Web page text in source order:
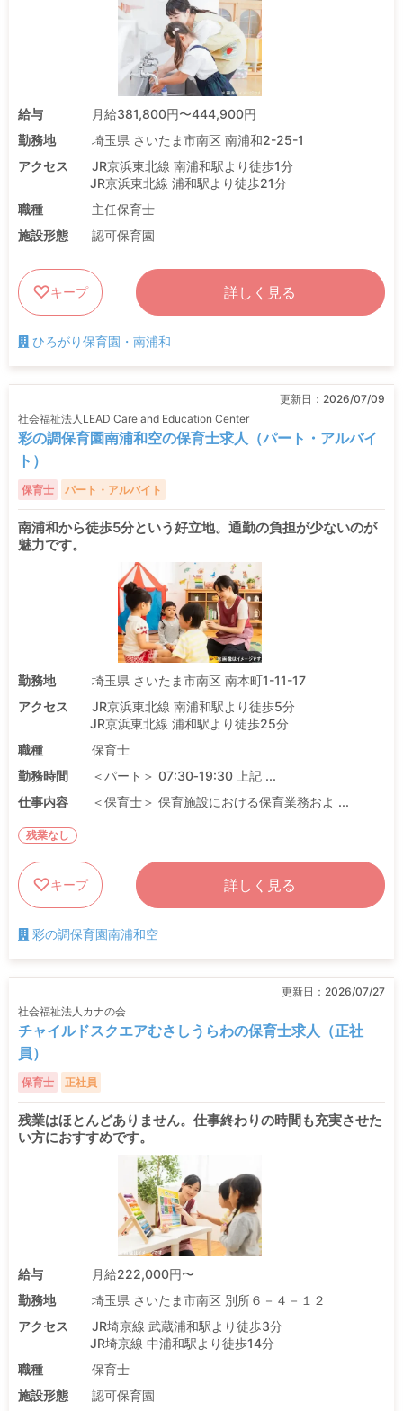
給与
月給381,800円〜444,900円
勤務地
埼玉県 さいたま市南区 南浦和2-25-1
アクセス
JR京浜東北線 南浦和駅より徒歩1分
JR京浜東北線 浦和駅より徒歩21分
職種
主任保育士
施設形態
認可保育園
キープ 詳しく見る
ひろがり保育園・南浦和
更新日： 2026/07/09
社会福祉法人LEAD Care and Education Center
彩の調保育園南浦和空の保育士求人（パート・アルバイ
ト）
保育士 パート・アルバイト
南浦和から徒歩5分という好立地。通勤の負担が少ないのが
魅力です。
勤務地
埼玉県 さいたま市南区 南本町1-11-17
アクセス
JR京浜東北線 南浦和駅より徒歩5分
JR京浜東北線 浦和駅より徒歩25分
職種
保育士
勤務時間
＜パート＞ 07:30‐19:30 上記 ...
仕事内容
＜保育士＞ 保育施設における保育業務およ ...
残業なし
キープ 詳しく見る
彩の調保育園南浦和空
更新日： 2026/07/27
社会福祉法人カナの会
チャイルドスクエアむさしうらわの保育士求人（正社
員）
保育士 正社員
残業はほとんどありません。仕事終わりの時間も充実させた
い方におすすめです。
給与
月給222,000円〜
勤務地
埼玉県 さいたま市南区 別所６－４－１２
アクセス
JR埼京線 武蔵浦和駅より徒歩3分
JR埼京線 中浦和駅より徒歩14分
職種
保育士
施設形態
認可保育園